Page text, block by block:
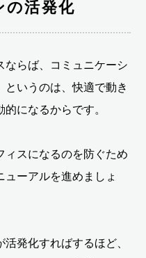
の活発化
ならば、コミュニケーシ
というのは、快適で動き
になるからです。
ィスになるのを防ぐため
ーアルを進めましょ
発化すればするほど、